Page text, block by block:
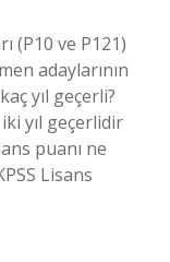
(P10 ve P121)
adaylarının
yıl geçerli?
yıl geçerlidir
puanı ne
Lisans